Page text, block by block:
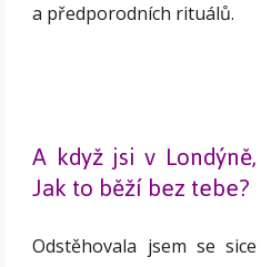
a předporodních rituálů.
A když jsi v
Jak to běží bez tebe?
Odstěhovala jsem se